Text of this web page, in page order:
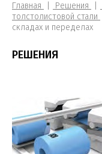
Главная Решения
толстолистовой стали
складах и переделах
РЕШЕНИЯ